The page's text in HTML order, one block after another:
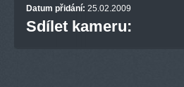
Datum přidání: 25.02.2009
Sdílet kameru: